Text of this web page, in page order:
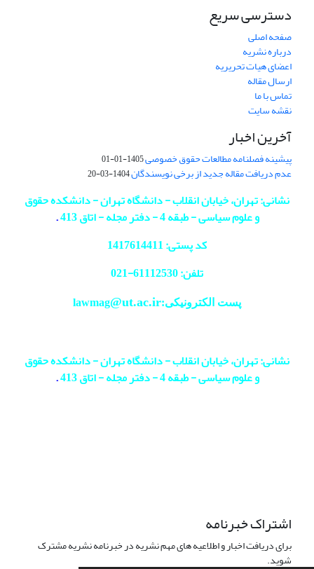
دسترسی سریع
صفحه اصلی
درباره نشریه
اعضای هیات تحریریه
ارسال مقاله
تماس با ما
نقشه سایت
آخرین اخبار
پیشینه فصلنامه مطالعات حقوق خصوصی1405-01-01
عدم دریافت مقاله جدید از برخی نویسندگان1404-03-20
نشانی: تهران، خیابان انقلاب - دانشگاه تهران - دانشکده حقوق
و علوم سیاسی - طبقه 4 - دفتر مجله - اتاق 413
.
کد پستی: 1417614411
تلفن: 61112530-
021
پست الکترونیکی:lawmag@ut.ac.ir
نشانی: تهران، خیابان انقلاب - دانشگاه تهران - دانشکده حقوق
و علوم سیاسی - طبقه 4 - دفتر مجله - اتاق 413
.
اشتراک خبرنامه
برای دریافت اخبار و اطلاعیه های مهم نشریه در خبرنامه نشریه مشترک
شوید.